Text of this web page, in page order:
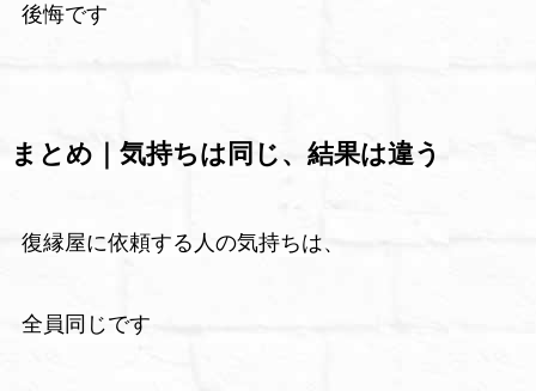
後悔です
まとめ｜気持ちは同じ、結果は違う
復縁屋に依頼する人の気持ちは、
全員同じです